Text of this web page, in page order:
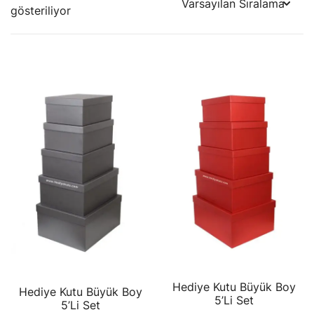
gösteriliyor
Hediye Kutu Büyük Boy
5’Li Set
Hediye Kutu Büyük Boy
5’Li Set